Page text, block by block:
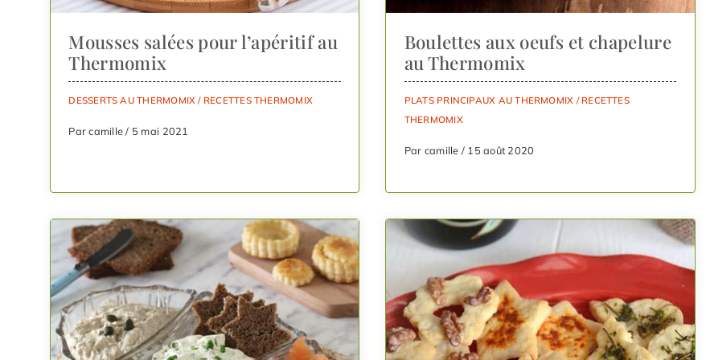
Mousses salées pour l’apéritif au
Thermomix
DESSERTS AU THERMOMIX / RECETTES THERMOMIX
Par camille / 5 mai 2021
Boulettes aux oeufs et chapelure
au Thermomix
PLATS PRINCIPAUX AU THERMOMIX / RECETTES
THERMOMIX
Par camille / 15 août 2020